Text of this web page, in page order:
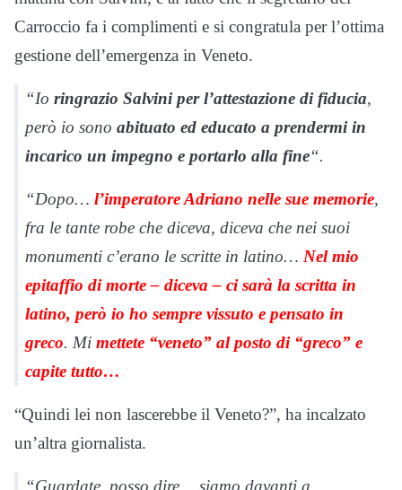
Carroccio fa i complimenti e si congratula per l’ottima
gestione dell’emergenza in Veneto.
“Io ringrazio Salvini per l’attestazione di fiducia,
però io sono abituato ed educato a prendermi in
incarico un impegno e portarlo alla fine“.
“Dopo… l’imperatore Adriano nelle sue memorie,
fra le tante robe che diceva, diceva che nei suoi
monumenti c’erano le scritte in latino… Nel mio
epitaffio di morte – diceva – ci sarà la scritta in
latino, però io ho sempre vissuto e pensato in
greco. Mi mettete “veneto” al posto di “greco” e
capite tutto…
“Quindi lei non lascerebbe il Veneto?”, ha incalzato
un’altra giornalista.
“Guardate, posso dire… siamo davanti a